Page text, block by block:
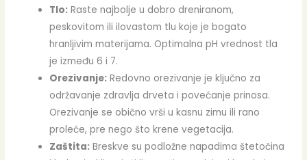
Tlo: Raste najbolje u dobro dreniranom,
peskovitom ili ilovastom tlu koje je bogato
hranljivim materijama. Optimalna pH vrednost tla
je između 6 i 7.
Orezivanje: Redovno orezivanje je ključno za
održavanje zdravlja drveta i povećanje prinosa.
Orezivanje se obično vrši u kasnu zimu ili rano
proleće, pre nego što krene vegetacija.
Zaštita: Breskve su podložne napadima štetočina